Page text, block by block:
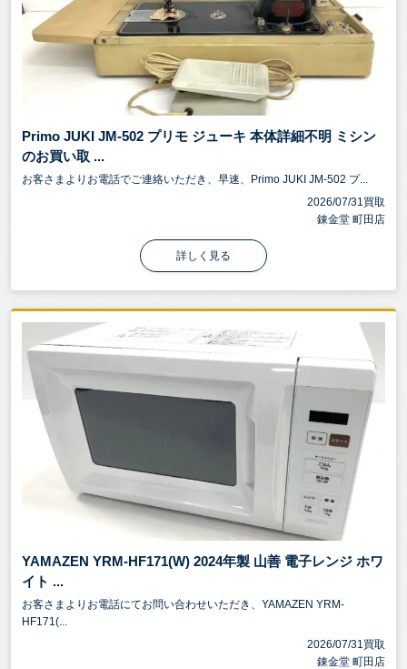
Primo JUKI JM-502 プリモ ジューキ 本体詳細不明 ミシン
のお買い取 ...
お客さまよりお電話でご連絡いただき、早速、Primo JUKI JM-502 プ...
2026/07/31買取
錬金堂 町田店
詳しく見る
YAMAZEN YRM-HF171(W) 2024年製 山善 電子レンジ ホワ
イト ...
お客さまよりお電話にてお問い合わせいただき、YAMAZEN YRM-
HF171(...
2026/07/31買取
錬金堂 町田店